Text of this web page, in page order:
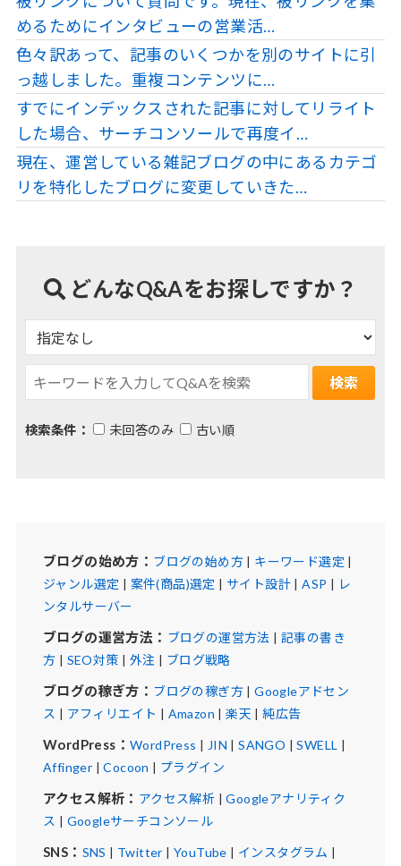
めるためにインタビューの営業活…
色々訳あって、記事のいくつかを別のサイトに引
っ越しました。重複コンテンツに…
すでにインデックスされた記事に対してリライト
した場合、サーチコンソールで再度イ…
現在、運営している雑記ブログの中にあるカテゴ
リを特化したブログに変更していきた…
どんなQ&Aをお探しですか？
検索条件： 未回答のみ 古い順
ブログの始め方： ブログの始め方| キーワード選定 |
ジャンル選定 | 案件(商品)選定 | サイト設計|ASP | レ
ンタルサーバー
ブログの運営方法： ブログの運営方法 | 記事の書き
方 | SEO対策 | 外注 | ブログ戦略
ブログの稼ぎ方： ブログの稼ぎ方|Googleアドセン
ス | アフィリエイト | Amazon |楽天 |純広告
WordPress： WordPress | JIN |SANGO |SWELL |
Affinger |Cocoon | プラグイン
アクセス解析： アクセス解析 |Googleアナリティク
ス | Googleサーチコンソール
SNS： SNS | Twitter | YouTube | インスタグラム |